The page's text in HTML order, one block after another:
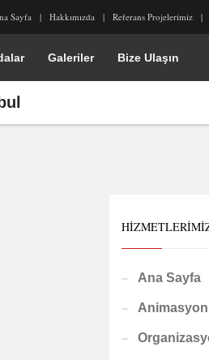
Sayfa Hakkımızda Referans Projelerimiz
Galeriler Bize Ulaşın
Ana Sayfa